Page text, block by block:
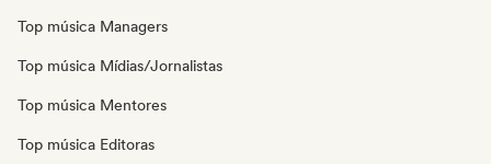
Top música Managers
Top música Mídias/Jornalistas
Top música Mentores
Top música Editoras